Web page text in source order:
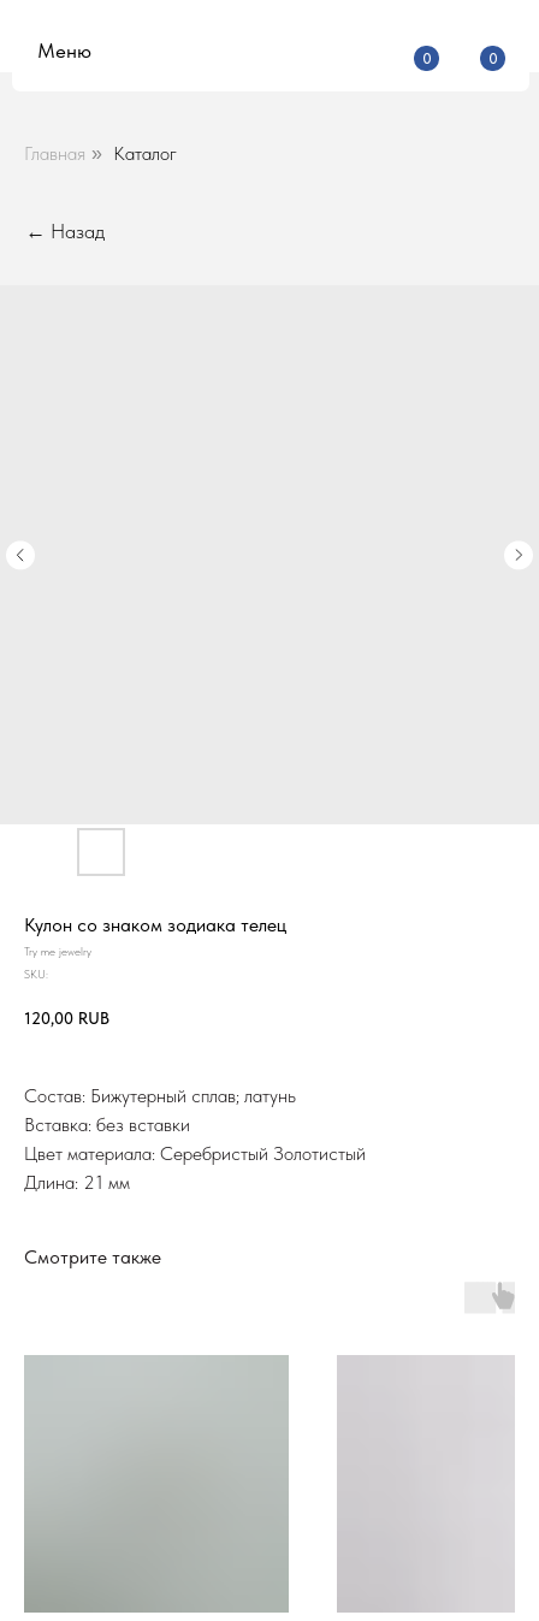
Главная » Каталог
← Назад
Кулон со знаком зодиака телец
Try me jewelry
SKU:
120,00 RUB
Состав: Бижутерный сплав; латунь
Вставка: без вставки
Цвет материала: Серебристый Золотистый
Длина: 21 мм
Смотрите также